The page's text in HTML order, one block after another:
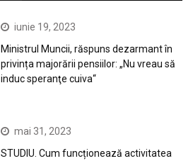
iunie 19, 2023
Ministrul Muncii, răspuns dezarmant în
privința majorării pensiilor: „Nu vreau să
induc speranţe cuiva“
mai 31, 2023
STUDIU. Cum funcționează activitatea